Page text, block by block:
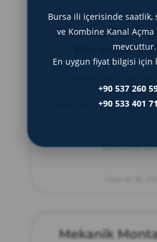
Fabrika
Envanter
yönetimi, üretim
takibi, sipariş yönetimi ve
DEVAMINI
Mekanik
Bursa ili içerisinde saatlik,
ve Kombine Kanal
mevcuttur.
En uygun fiyat bilgisi için
+90 537 260
+90 533 401